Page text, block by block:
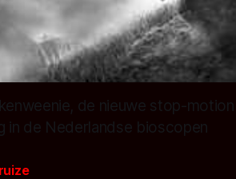
de nieuwe stop-
in de Nederlandse bioscopen